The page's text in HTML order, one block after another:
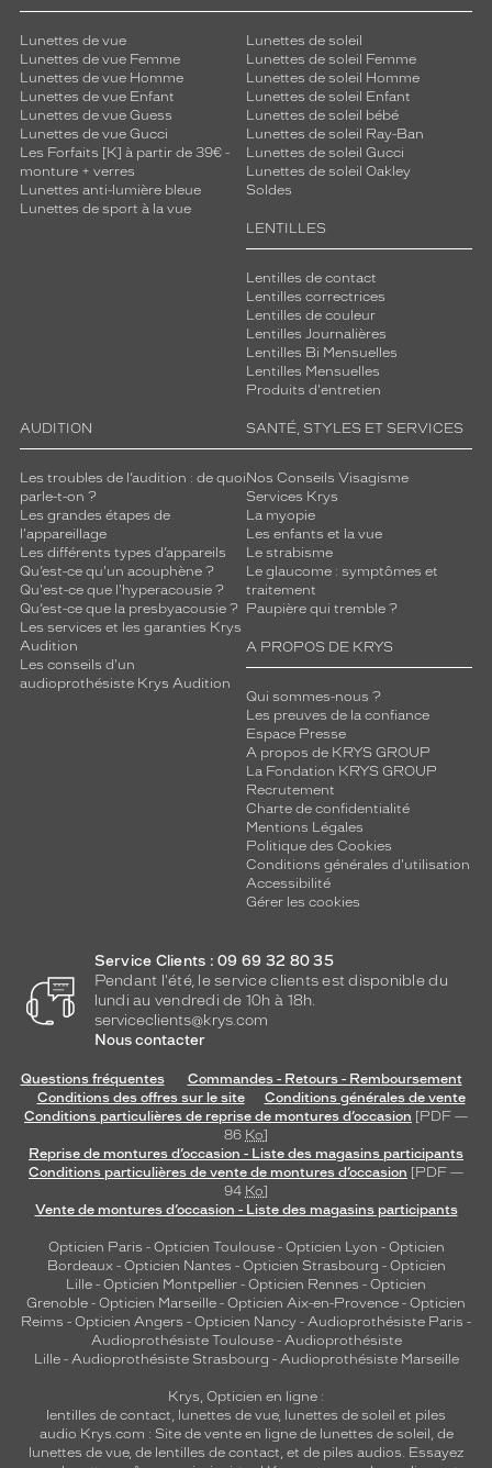
Lunettes de vue
Lunettes de vue Femme
Lunettes de vue Homme
Lunettes de vue Enfant
Lunettes de vue Guess
Lunettes de vue Gucci
Les Forfaits [K] à partir de 39€ -
monture + verres
Lunettes anti-lumière bleue
Lunettes de sport à la vue
Lunettes de soleil
Lunettes de soleil Femme
Lunettes de soleil Homme
Lunettes de soleil Enfant
Lunettes de soleil bébé
Lunettes de soleil Ray-Ban
Lunettes de soleil Gucci
Lunettes de soleil Oakley
Soldes
LENTILLES
Lentilles de contact
Lentilles correctrices
Lentilles de couleur
Lentilles Journalières
Lentilles Bi Mensuelles
Lentilles Mensuelles
Produits d'entretien
AUDITION
Les troubles de l’audition : de quoi
parle-t-on ?
Les grandes étapes de
l'appareillage
Les différents types d’appareils
Qu’est-ce qu'un acouphène ?
Qu'est-ce que l'hyperacousie ?
Qu’est-ce que la presbyacousie ?
Les services et les garanties Krys
Audition
Les conseils d'un
audioprothésiste Krys Audition
SANTÉ, STYLES ET SERVICES
Nos Conseils Visagisme
Services Krys
La myopie
Les enfants et la vue
Le strabisme
Le glaucome : symptômes et
traitement
Paupière qui tremble ?
A PROPOS DE KRYS
Qui sommes-nous ?
Les preuves de la confiance
Espace Presse
A propos de KRYS GROUP
La Fondation KRYS GROUP
Recrutement
Charte de confidentialité
Mentions Légales
Politique des Cookies
Conditions générales d'utilisation
Accessibilité
Gérer les cookies
Service Clients : 09 69 32 80 35
Pendant l'été, le service clients est disponible du
lundi au vendredi de 10h à 18h.
serviceclients@krys.com
Nous contacter
Questions fréquentes
Commandes - Retours - Remboursement
Conditions des offres sur le site
Conditions générales de vente
Conditions particulières de reprise de montures d’occasion [PDF —
86 Ko]
Reprise de montures d’occasion - Liste des magasins participants
Conditions particulières de vente de montures d’occasion [PDF —
94 Ko]
Vente de montures d’occasion - Liste des magasins participants
Opticien Paris - Opticien Toulouse- Opticien Lyon - Opticien
Bordeaux- Opticien Nantes - Opticien Strasbourg - Opticien
Lille - Opticien Montpellier - Opticien Rennes - Opticien
Grenoble - Opticien Marseille - Opticien Aix-en-Provence - Opticien
Reims - Opticien Angers - Opticien Nancy - Audioprothésiste Paris -
Audioprothésiste Toulouse- Audioprothésiste
Lille- Audioprothésiste Strasbourg - Audioprothésiste Marseille
Krys, Opticien en ligne :
lentilles de contact, lunettes de vue, lunettes de soleil et piles
audio Krys.com : Site de vente en ligne de lunettes de soleil, de
lunettes de vue, de lentilles de contact, et de piles audios. Essayez